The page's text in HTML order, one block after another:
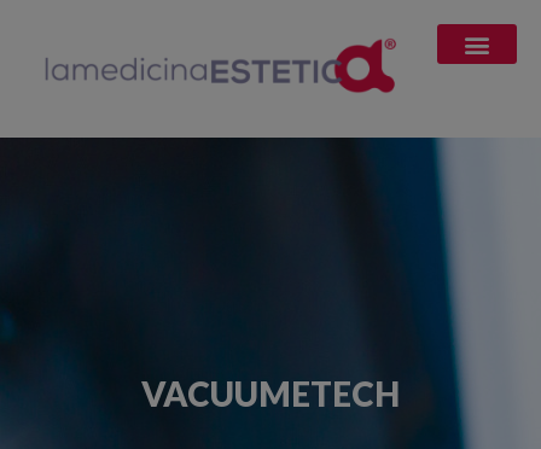
VACUUMETECH